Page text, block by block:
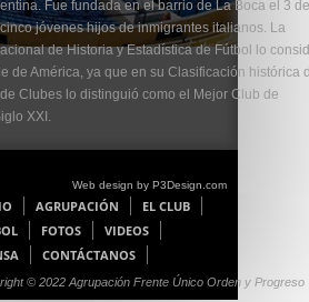
Fue fundada en el barrio de La Boca el 3 de
jóvenes hijos de inmigrantes italianos. La
de Historia y Estadística de Fútbol lo
de América, ya que en su Clasificación histórica
Clubes lo distinguió como el Mejor Club de
XXI.
Web design by P3Design.com
AGRUPACIÓN
EL CLUB
FOTOS
VIDEOS
CONTÁCTANOS
© 2022 Agrupación Frente Único Orden y Progreso